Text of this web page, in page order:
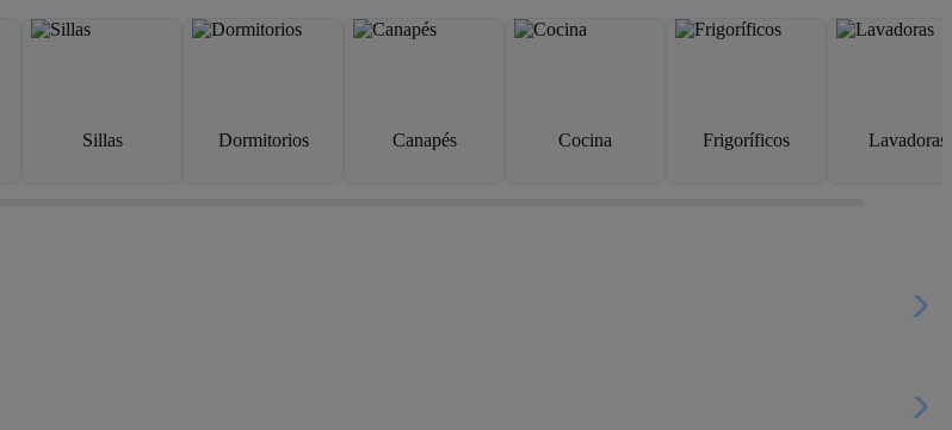
Sillas Dormitorios Canapés Cocina Frigoríficos Lavadoras